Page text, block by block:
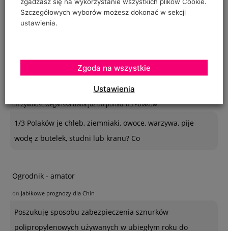
Przylepnica szklarniowa – opis szkodnika, szkodliwość i ochrona
kolejna garść dupereli dla młodych imbecyli
onŻywność wegańska trafia już do ponad 1/3 Polaków
1/3 Polaków je chleb, ziemniaki, owoce, warzywa, pije
wodę z butelek, studni lub kranu? Co
Ogrodnik - amator
on Jabłkowe prognozy dla Chin
Poszukuję sposobu zabezpieczenia sznurków
polipropylenowych używanych w ubiegłym roku do
Szczegółowych wyborów możesz dokonać w sekcji
ustawienia.
Ustawienia
Zgoda na wszystkie